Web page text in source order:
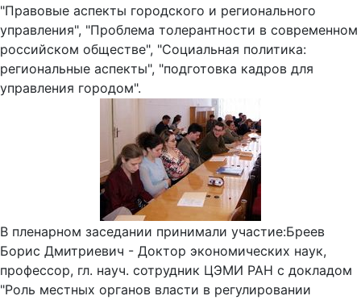
"Правовые аспекты городского и регионального
управления", "Проблема толерантности в современном
российском обществе", "Социальная политика:
региональные аспекты", "подготовка кадров для
управления городом".
В пленарном заседании принимали участие:Бреев
Борис Дмитриевич - Доктор экономических наук,
профессор, гл. науч. сотрудник ЦЭМИ РАН с докладом
"Роль местных органов власти в регулировании